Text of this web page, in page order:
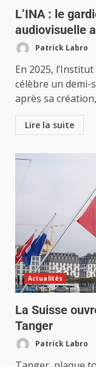
L’INA : le
audiovisuelle
Patrick Labro
En 2025,
célèbre un demi-
après sa création,
Lire la suite
Actualités
La Suisse
Tanger
Patrick Labro